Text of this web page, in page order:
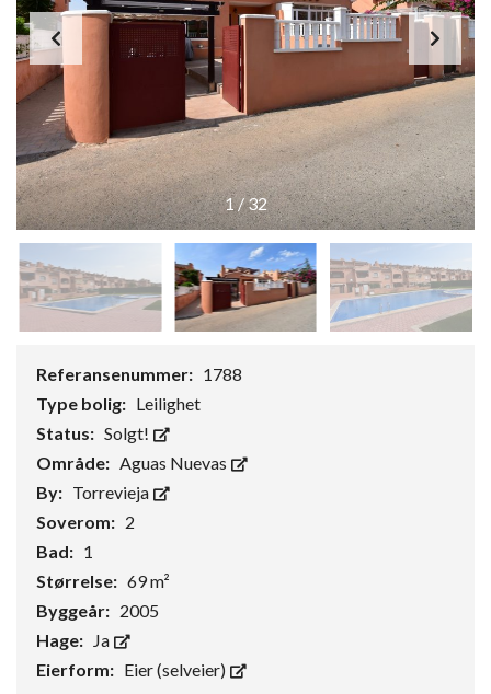
1/32
Referansenummer: 1788
Type bolig: Leilighet
Status: Solgt!
Område: Aguas Nuevas
By: Torrevieja
Soverom: 2
Bad: 1
Størrelse: 69 m²
Byggeår: 2005
Hage: Ja
Eierform: Eier (selveier)